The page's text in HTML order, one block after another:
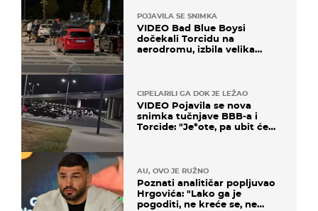
POJAVILA SE SNIMKA
VIDEO Bad Blue Boysi
dočekali Torcidu na
aerodromu, izbila velika
CIPELARILI GA DOK JE LEŽAO
VIDEO Pojavila se nova
snimka tučnjave BBB-a i
Torcide: "Je*ote, pa ubit će
AU, OVO JE RUŽNO
Poznati analitičar popljuvao
Hrgovića: "Lako ga je
pogoditi, ne kreće se, ne